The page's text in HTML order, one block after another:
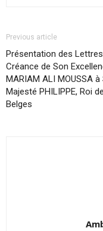
Previous article
Présentation des
Créance de Son
MARIAM ALI MOUSSA à
Majesté PHILIPPE, Roi
Belges